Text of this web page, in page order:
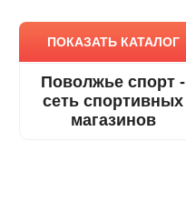
ПОКАЗАТЬ КАТАЛОГ
Поволжье спорт -
сеть спортивных
магазинов